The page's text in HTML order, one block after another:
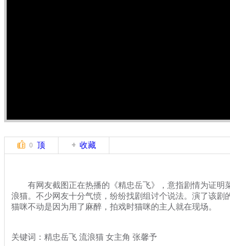
0 顶 收藏
有网友截图正在热播的《精忠岳飞》，意指剧情为证明
浪猫。不少网友十分气愤，纷纷找剧组讨个说法。演了该剧
猫咪不动是因为用了麻醉，拍戏时猫咪的主人就在现场。
关键词：精忠岳飞 流浪猫 女主角 张馨予